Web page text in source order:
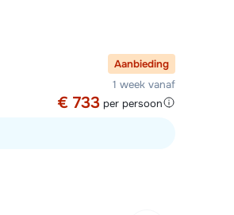
Aanbieding
1 week vanaf
€ 733 per persoon